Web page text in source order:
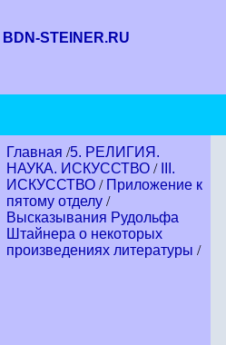
BDN-STEINER.RU
Главная /5. РЕЛИГИЯ.
НАУКА. ИСКУССТВО /
III.
ИСКУССТВО / Приложение к
пятому отделу /
Высказывания Рудольфа
Штайнера о некоторых
произведениях литературы /